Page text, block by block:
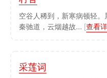
空谷人稀到，新寒病顿轻
秦驰道，云烟越故... [查看
采莲词